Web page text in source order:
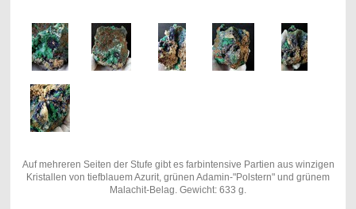
Auf mehreren Seiten der Stufe gibt es farbintensive Partien aus winzigen
Kristallen von tiefblauem Azurit, grünen Adamin-"Polstern" und grünem
Malachit-Belag. Gewicht: 633 g.